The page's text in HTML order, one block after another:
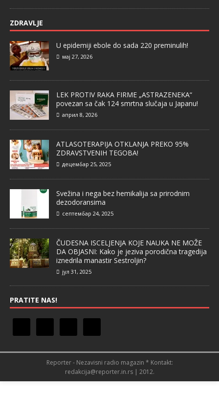
ZDRAVLJE
U epidemiji ebole do sada 220 preminulih!
мај 27, 2026
LEK PROTIV RAKA FIRME „ASTRAZENEKA“
povezan sa čak 124 smrtna slučaja u Japanu!
април 8, 2026
ATLASOTERAPIJA OTKLANJA PREKO 95%
ZDRAVSTVENIH TEGOBA!
децембар 25, 2025
Svežina i nega bez hemikalija sa prirodnim
dezodoransima
септембар 24, 2025
ČUDESNA ISCELJENJA KOJE NAUKA NE MOŽE
DA OBJASNI: Kako je jeziva porodična tragedija
iznedrila manastir Sestroljin?
јул 31, 2025
PRATITE NAS!
Reporter - Nezavisni radio magazin * Kontakt:
redakcija@reporter.in.rs | 2012.